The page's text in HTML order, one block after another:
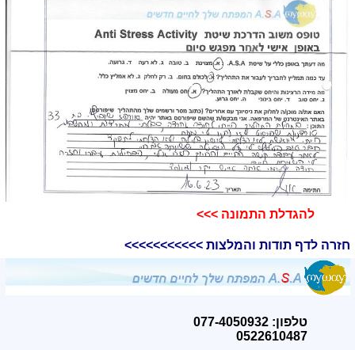
חזרה לדף תודות והמלצות >>>>>>>>>>>
להגדלת התמונה >>>​
טלפון: 077-4050932
0522610487